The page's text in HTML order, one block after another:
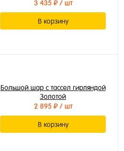
3 435 ₽/ шт
В корзину
Большой шар с тассел гирляндой
Золотой
2 895 ₽/ шт
В корзину